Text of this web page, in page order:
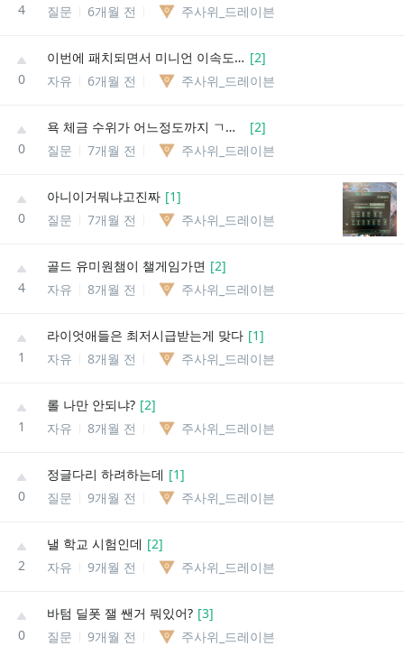
4
질문
6개월 전 주사위_드레이븐
0
이번에 패치되면서 미니언 이속도 빨라진거임? [2]
자유
6개월 전 주사위_드레이븐
0
욕 체금 수위가 어느정도까지 ㄱㄴ임? [2]
질문
7개월 전 주사위_드레이븐
0
아니이거뭐냐고진짜 [1]
질문
7개월 전 주사위_드레이븐
4
골드 유미원챔이 챌게임가면 [2]
자유
8개월 전 주사위_드레이븐
1
라이엇애들은 최저시급받는게 맞다 [1]
자유
8개월 전 주사위_드레이븐
1
롤 나만 안되냐? [2]
자유
8개월 전 주사위_드레이븐
0
정글다리 하려하는데 [1]
질문
9개월 전 주사위_드레이븐
2
낼 학교 시험인데 [2]
자유
9개월 전 주사위_드레이븐
0
바텀 딜폿 잴 쌘거 뭐있어? [3]
질문
9개월 전 주사위_드레이븐